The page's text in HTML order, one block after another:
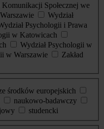
Komunikacji Społecznej we
Wydział
Psychologii i Prawa
w Katowicach
Wydział Psychologii w
w Warszawie
Zakład
środków europejskich
naukowo-badawczy
studencki